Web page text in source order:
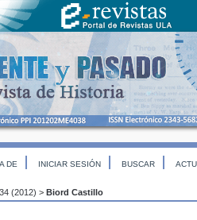
DE INICIAR SESIÓN BUSCAR
(2012) > Biord Castillo